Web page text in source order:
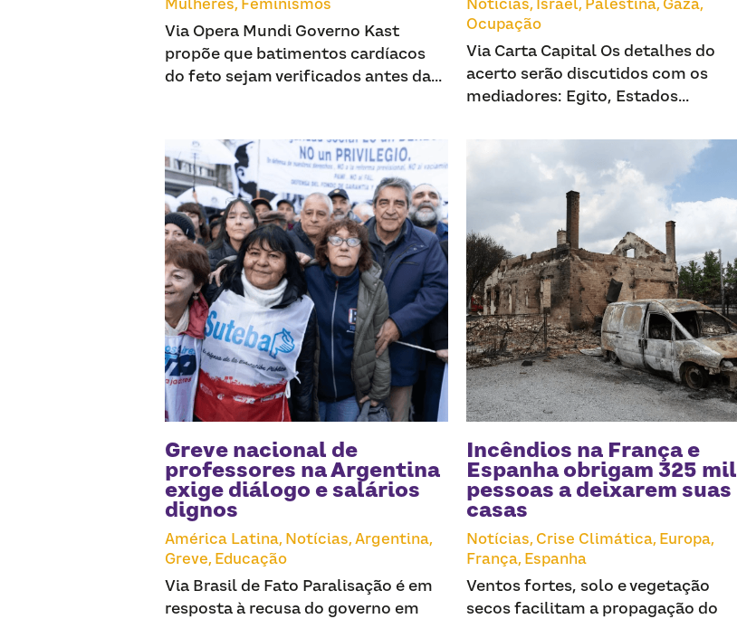
Via Opera Mundi Governo Kast
propõe que batimentos cardíacos
do feto sejam verificados antes da...
Ocupação
Via Carta Capital Os detalhes do
acerto serão discutidos com os
mediadores: Egito, Estados...
Greve nacional de
professores na Argentina
exige diálogo e salários
dignos
América Latina,Notícias, Argentina,
Greve,Educação
Via Brasil de Fato Paralisação é em
resposta à recusa do governo em